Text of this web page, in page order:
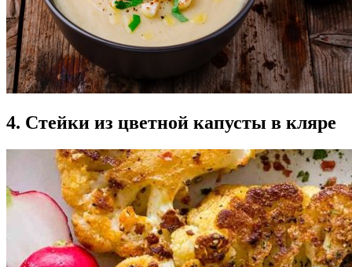
4. Стейки из цветной капусты в кляре